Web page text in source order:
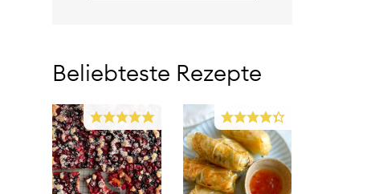
Beliebteste Rezepte